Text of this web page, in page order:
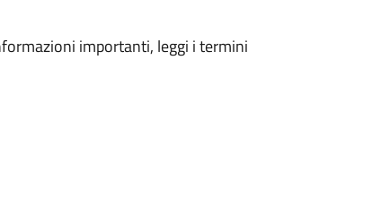
importanti, leggi i termini